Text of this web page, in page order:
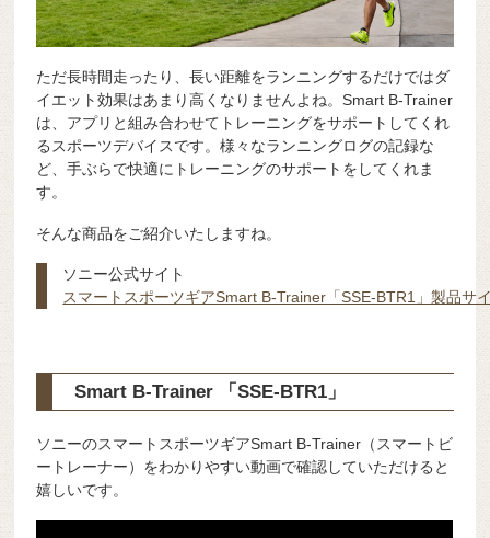
ただ長時間走ったり、長い距離をランニングするだけではダ
イエット効果はあまり高くなりませんよね。Smart B-Trainer
は、アプリと組み合わせてトレーニングをサポートしてくれ
るスポーツデバイスです。様々なランニングログの記録な
ど、手ぶらで快適にトレーニングのサポートをしてくれま
す。
そんな商品をご紹介いたしますね。
ソニー公式サイト
スマートスポーツギアSmart B-Trainer「SSE-BTR1」製品サ
Smart B-Trainer 「SSE-BTR1」
ソニーのスマートスポーツギアSmart B-Trainer（スマートビ
ートレーナー）をわかりやすい動画で確認していただけると
嬉しいです。